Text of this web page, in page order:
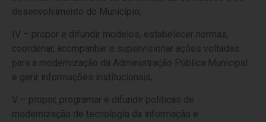
desenvolvimento do Município;
IV – propor e difundir modelos, estabelecer normas,
coordenar, acompanhar e supervisionar ações voltadas
para a modernização da Administração Pública Municipal
e gerir informações institucionais;
V – propor, programar e difundir políticas de
modernização de tecnologia da informação e